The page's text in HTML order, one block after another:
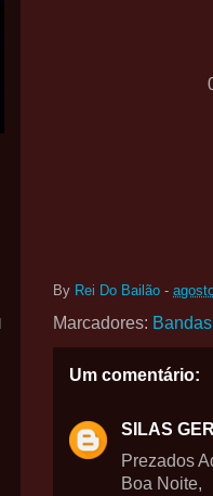
By Rei Do Bailão -
Marcadores: Bandas
Um comentário:
SILAS
Prezados
Boa Noite,